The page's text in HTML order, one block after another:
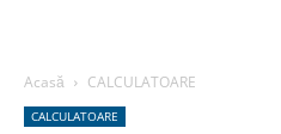
Acasă CALCULATOARE
CALCULATOARE